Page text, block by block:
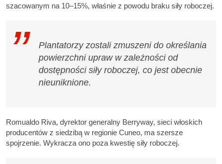
szacowanym na 10–15%, właśnie z powodu braku siły roboczej.
Plantatorzy zostali zmuszeni do określania
powierzchni upraw w zależności od
dostępności siły roboczej, co jest obecnie
nieuniknione.
Romualdo Riva, dyrektor generalny Berryway, sieci włoskich
producentów z siedzibą w regionie Cuneo, ma szersze
spojrzenie. Wykracza ono poza kwestię siły roboczej.